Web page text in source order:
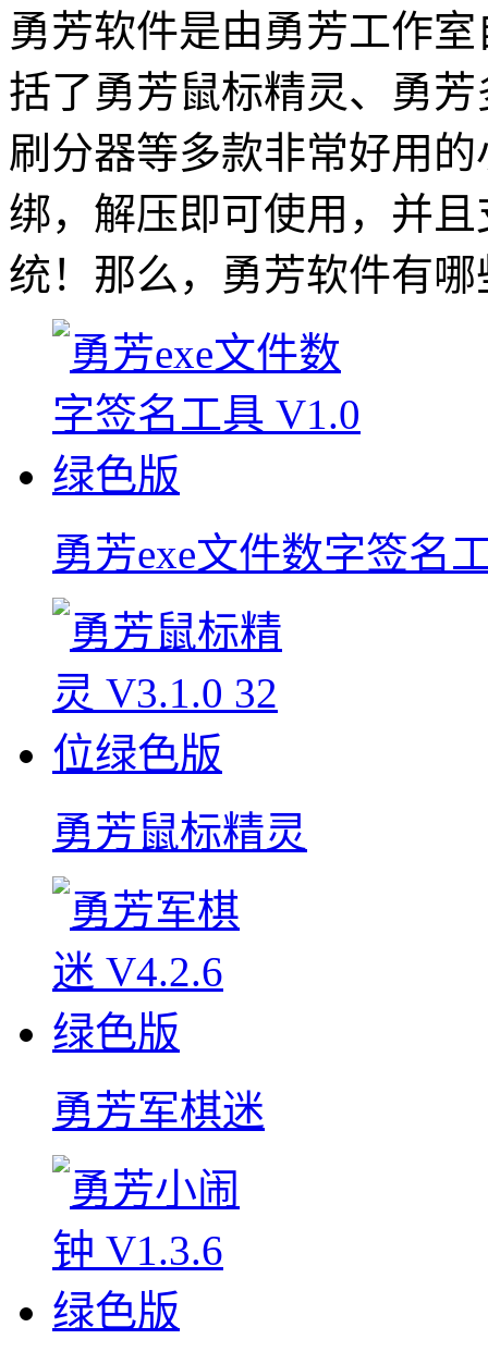
勇芳软件是由勇芳工作
括了勇芳鼠标精灵、勇
刷分器等多款非常好用
绑，解压即可使用，并
统！那么，勇芳软件有哪
勇芳exe文件数字签名
勇芳鼠标精灵
勇芳军棋迷